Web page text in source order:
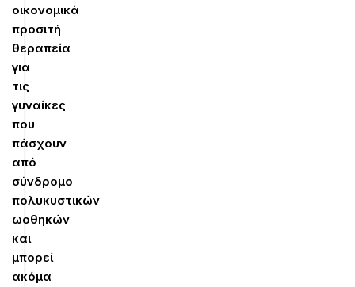
οικονομικά
προσιτή
θεραπεία
για
τις
γυναίκες
που
πάσχουν
από
σύνδρομο
πολυκυστικών
ωοθηκών
και
μπορεί
ακόμα